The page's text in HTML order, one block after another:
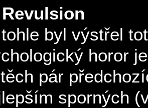
byl výstřel
horor
pár
sporných